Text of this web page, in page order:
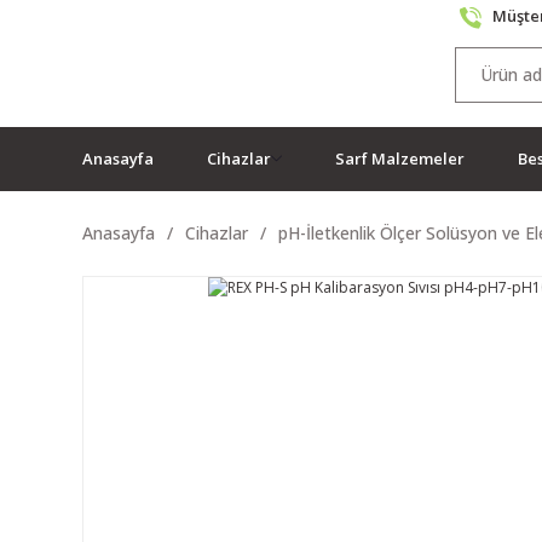
Anasayfa Cihazlar Sarf Malzemeler
Anasayfa Cihazlar pH-İletkenlik Ölçer Solüsyon ve